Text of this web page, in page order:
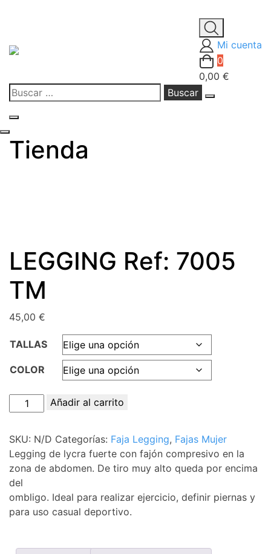
contenido
Mi cuenta
0
0,00 €
Buscar:
Tienda
LEGGING Ref: 7005
TM
45,00 €
TALLAS
COLOR
LEGGING
Ref:
TM
cantidad
Añadir al carrito
SKU: N/D Categorías: Faja Legging, Fajas Mujer
Legging de lycra fuerte con fajón compresivo en la
zona de abdomen. De tiro muy alto queda por encima
del
ombligo. Ideal para realizar ejercicio, definir piernas y
para uso casual deportivo.